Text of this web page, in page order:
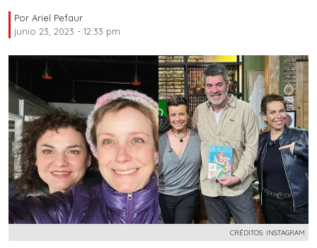
Por Ariel Pefaur
junio 23, 2023 - 12:33 pm
CRÉDITOS: INSTAGRAM